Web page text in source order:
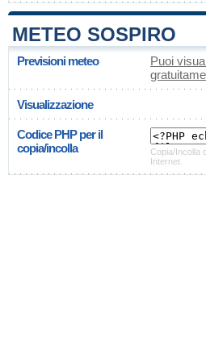
METEO SOSPIRO
Previsioni meteo
Puoi
Visualizzazione
Codice PHP per il
copia/incolla
Copia/Incolla
Internet.